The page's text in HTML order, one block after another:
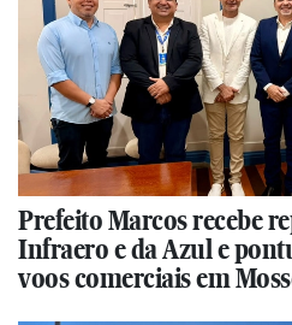
Prefeito Marcos recebe
Infraero e da Azul e
voos comerciais em